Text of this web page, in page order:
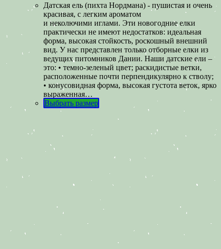
Датская ель (пихта Нордмана) - пушистая и очень
красивая, с легким ароматом
и неколючими иглами. Эти новогодние елки
практически не имеют недостатков: идеальная
форма, высокая стойкость, роскошный внешний
вид. У нас представлен только отборные елки из
ведущих питомников Дании. Наши датские ели –
это: • темно-зеленый цвет; раскидистые ветки,
расположенные почти перпендикулярно к стволу;
• конусовидная форма, высокая густота веток, ярко
выраженная…
Выбрать размер